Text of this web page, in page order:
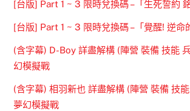
[台版] Part 1 ~ 3 限時兌換碼 –「生死誓約
[台版] Part 1 ~ 3 限時兌換碼 –「覺醒! 逆命
(含字幕) D-Boy 詳盡解構 (陣營 裝備 技能
幻模擬戰
(含字幕) 相羽新也 詳盡解構 (陣營 裝備 技
夢幻模擬戰